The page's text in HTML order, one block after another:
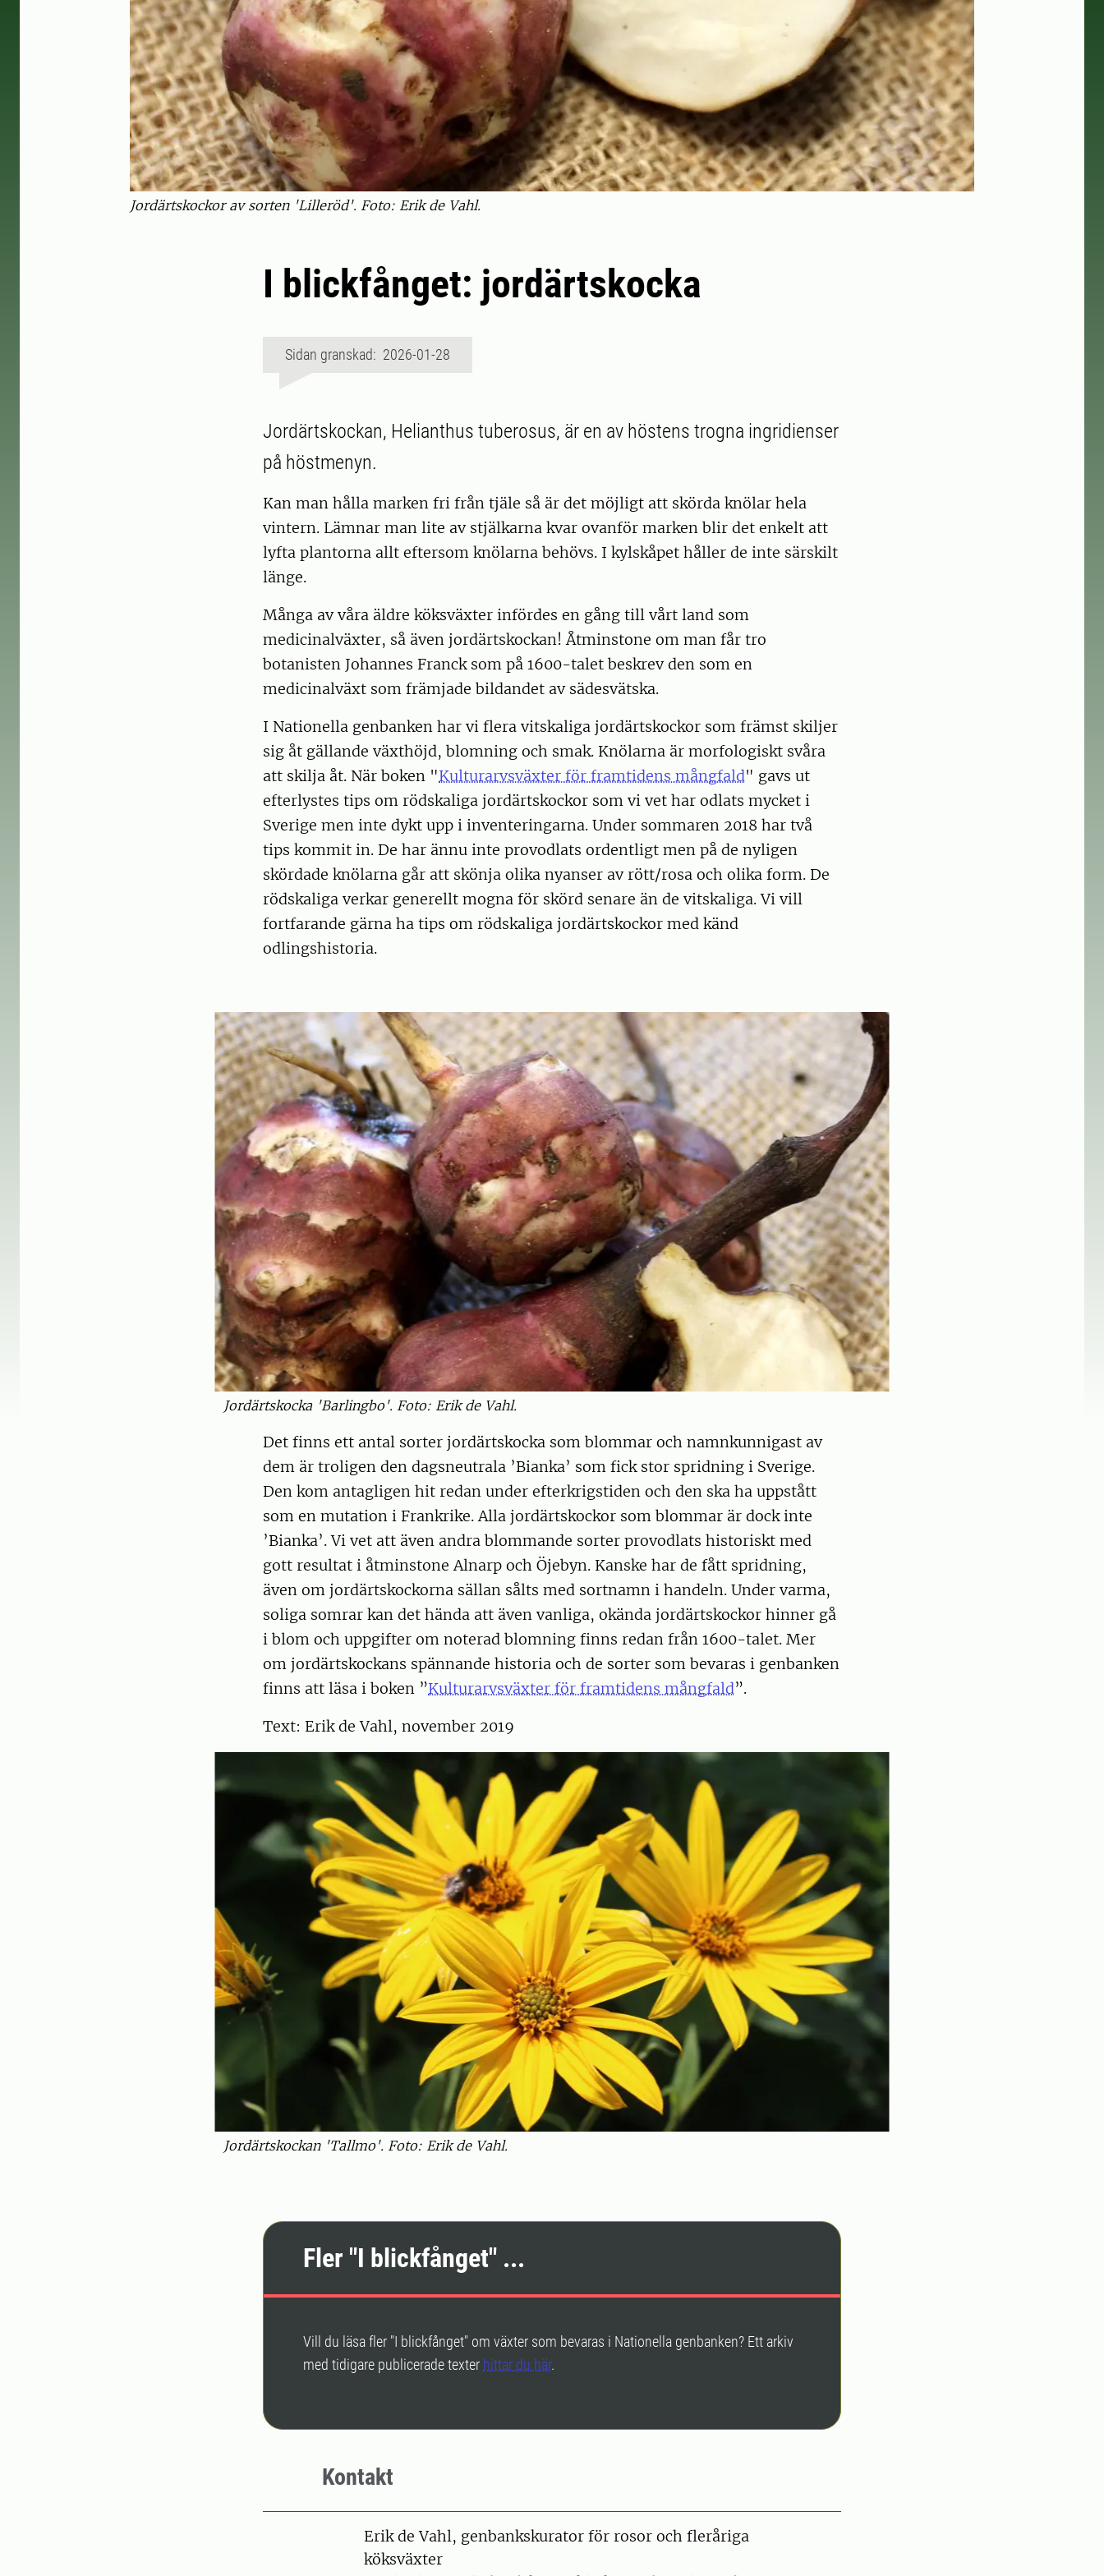
Jordärtskockor av sorten 'Lilleröd'. Foto: Erik de Vahl.
I blickfånget: jordärtskocka
Sidan granskad: 2026-01-28
Jordärtskockan, Helianthus tuberosus, är en av höstens trogna ingridienser
på höstmenyn.
Kan man hålla marken fri från tjäle så är det möjligt att skörda knölar hela
vintern. Lämnar man lite av stjälkarna kvar ovanför marken blir det enkelt att
lyfta plantorna allt eftersom knölarna behövs. I kylskåpet håller de inte särskilt
länge.
Många av våra äldre köksväxter infördes en gång till vårt land som
medicinalväxter, så även jordärtskockan! Åtminstone om man får tro
botanisten Johannes Franck som på 1600-talet beskrev den som en
medicinalväxt som främjade bildandet av sädesvätska.
I Nationella genbanken har vi flera vitskaliga jordärtskockor som främst skiljer
sig åt gällande växthöjd, blomning och smak. Knölarna är morfologiskt svåra
att skilja åt. När boken "Kulturarvsväxter för framtidens mångfald" gavs ut
efterlystes tips om rödskaliga jordärtskockor som vi vet har odlats mycket i
Sverige men inte dykt upp i inventeringarna. Under sommaren 2018 har två
tips kommit in. De har ännu inte provodlats ordentligt men på de nyligen
skördade knölarna går att skönja olika nyanser av rött/rosa och olika form. De
rödskaliga verkar generellt mogna för skörd senare än de vitskaliga. Vi vill
fortfarande gärna ha tips om rödskaliga jordärtskockor med känd
odlingshistoria.
Jordärtskocka 'Barlingbo'. Foto: Erik de Vahl.
Det finns ett antal sorter jordärtskocka som blommar och namnkunnigast av
dem är troligen den dagsneutrala ’Bianka’ som fick stor spridning i Sverige.
Den kom antagligen hit redan under efterkrigstiden och den ska ha uppstått
som en mutation i Frankrike. Alla jordärtskockor som blommar är dock inte
’Bianka’. Vi vet att även andra blommande sorter provodlats historiskt med
gott resultat i åtminstone Alnarp och Öjebyn. Kanske har de fått spridning,
även om jordärtskockorna sällan sålts med sortnamn i handeln. Under varma,
soliga somrar kan det hända att även vanliga, okända jordärtskockor hinner gå
i blom och uppgifter om noterad blomning finns redan från 1600-talet. Mer
om jordärtskockans spännande historia och de sorter som bevaras i genbanken
finns att läsa i boken ”Kulturarvsväxter för framtidens mångfald”.
Text: Erik de Vahl, november 2019
Jordärtskockan 'Tallmo'. Foto: Erik de Vahl.
Fler "I blickfånget" ...
Vill du läsa fler "I blickfånget" om växter som bevaras i Nationella genbanken? Ett arkiv
med tidigare publicerade texter hittar du här.
Kontakt
PersonErik de Vahl, genbankskurator för rosor och fleråriga
köksväxter